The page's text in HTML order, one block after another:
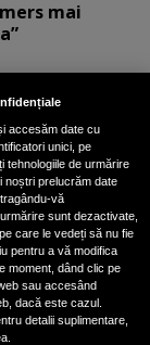
mai
Vandici a
de
și i l-
a dus la
aer”
cu Vlad
îngrozită de
accesăm date cu
unici, pe
tehnologiile de urmărire
noștri prelucrăm date
vă
sunt dezactivate,
care le vedeți să nu fie
pentru a vă modifica
moment, dând clic pe
sau accesând
dacă este cazul.
detalii suplimentare,